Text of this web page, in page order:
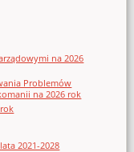
na 2026
Problemów
na 2026 rok
2021-2028